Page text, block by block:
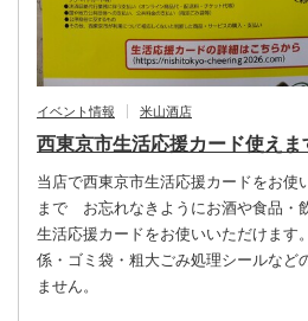
イベント情報 米山酒店
西東京市生活応援カード使え
当店で西東京市生活応援カードをお使
まで お忘れなきようにお酒や食品・
生活応援カードをお使いいただけます
係・ゴミ袋・粗大ごみ処理シールなど
ません。